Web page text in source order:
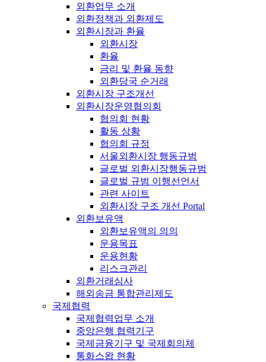
외환업무 소개
외환정책과 외환제도
외환시장과 환율
외환시장
환율
금리 및 환율 동향
외환당국 순거래
외환시장 구조개선
외환시장운영협의회
협의회 현황
활동 상황
협의회 규정
서울외환시장 행동규범
글로벌 외환시장행동규범
글로벌 규범 이행선언서
관련 사이트
외환시장 구조 개선 Portal
외환보유액
외환보유액의 의의
운용목표
운용현황
리스크관리
외환거래심사
해외송금 통합관리제도
국제협력
국제협력업무 소개
중앙은행 협력기구
국제금융기구 및 국제회의체
통화스왑 현황